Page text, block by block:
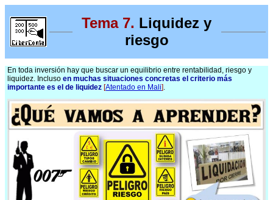
Tema 7. Liquidez y
riesgo
En toda inversión hay que buscar un equilibrio entre rentabilidad, riesgo y
liquidez. Inclusoen muchas situaciones concretas el criterio más
importante es el de liquidez [Atentado en Mali].